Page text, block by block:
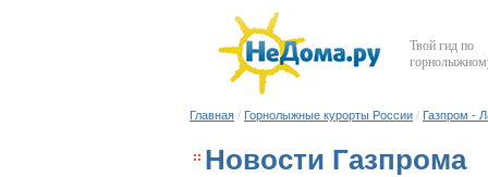
Твой гид по
Главная / Горнолыжные курорты России / Газпром -
Новости Газпрома